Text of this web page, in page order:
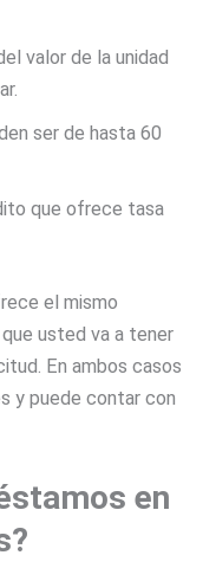
valor de la unidad
ser de hasta 60
que ofrece tasa
el mismo
que usted va a tener
En ambos casos
y puede contar con
en